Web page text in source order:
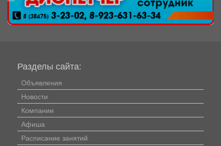
Разделы сайта:
Объявления
Новости
Компании
Афиша
Расписание занятий